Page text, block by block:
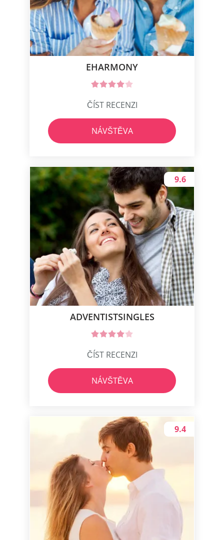
EHARMONY
ČÍST RECENZI
NÁVŠTĚVA
ADVENTISTSINGLES
9.6
ČÍST RECENZI
NÁVŠTĚVA
9.4